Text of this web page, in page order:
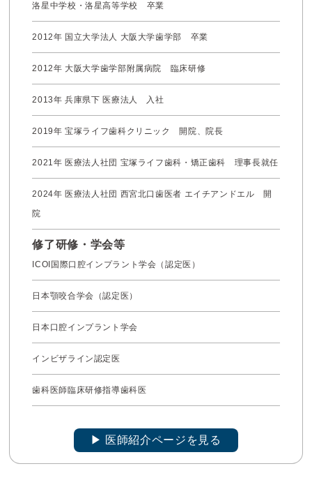
洛星中学校・洛星高等学校 卒業
2012年 国立大学法人 大阪大学歯学部 卒業
2012年 大阪大学歯学部附属病院 臨床研修
2013年 兵庫県下 医療法人 入社
2019年 宝塚ライフ歯科クリニック 開院、院長
2021年 医療法人社団 宝塚ライフ歯科・矯正歯科 理事長就任
2024年 医療法人社団 西宮北口歯医者 エイチアンドエル 開
院
修了研修・学会等
ICOI国際口腔インプラント学会（認定医）
日本顎咬合学会（認定医）
日本口腔インプラント学会
インビザライン認定医
歯科医師臨床研修指導歯科医
▶︎ 医師紹介ページを見る